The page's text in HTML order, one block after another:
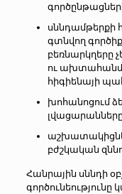
սննդամթերքի
գտնվող
բեռնարկղերը
ու
հիգիենայի
խոհանոցում
բժշկական
Հանրային սննդի
գործունեությունը